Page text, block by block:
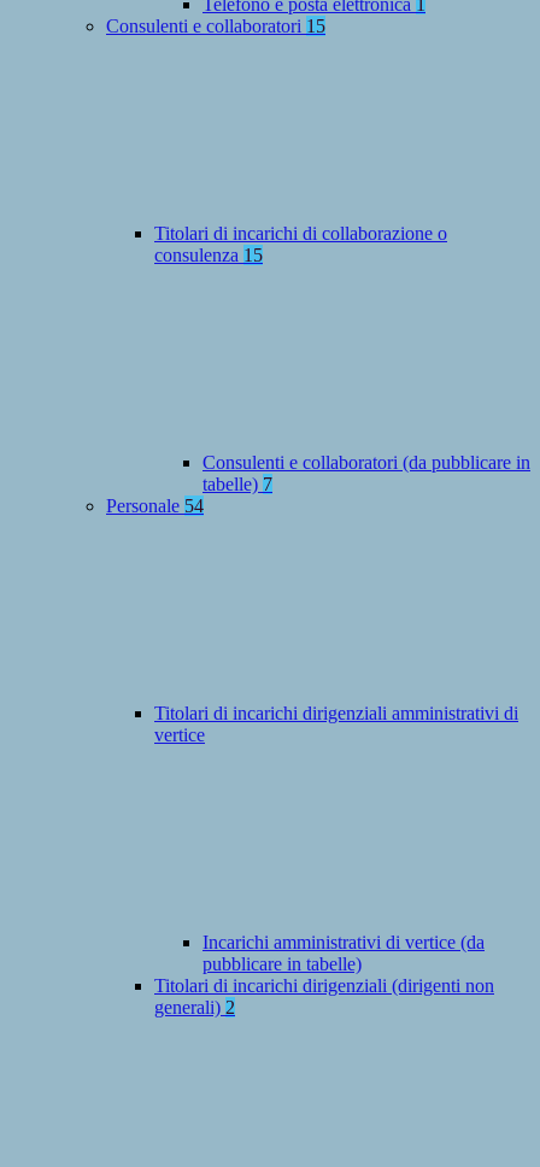
Telefono e posta elettronica 1
Consulenti e collaboratori 15
Titolari di incarichi di collaborazione o
consulenza 15
Consulenti e collaboratori (da pubblicare in
tabelle) 7
Personale 54
Titolari di incarichi dirigenziali amministrativi di
vertice
Incarichi amministrativi di vertice (da
pubblicare in tabelle)
Titolari di incarichi dirigenziali (dirigenti non
generali) 2